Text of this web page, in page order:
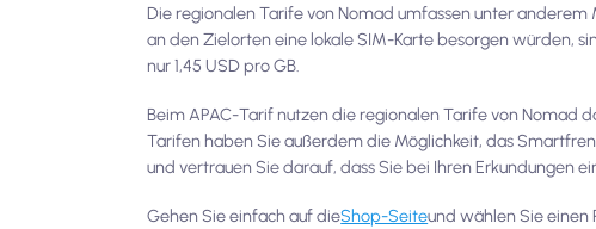
Die regionalen Tarife von Nomad umfassen unter
an den Zielorten eine lokale SIM-Karte besorgen würden,
nur 1,45 USD pro GB.
Beim APAC-Tarif nutzen die regionalen Tarife von Nomad
Tarifen haben Sie außerdem die Möglichkeit, das
und vertrauen Sie darauf, dass Sie bei Ihren Erkundungen
Gehen Sie einfach auf dieShop-Seiteund wählen Sie einen